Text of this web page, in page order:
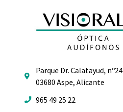
Parque Dr. Calatayud, nº24
03680 Aspe, Alicante
965 49 25 22